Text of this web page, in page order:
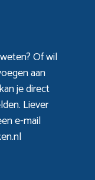
Of wil
aan
kan je direct
Liever
e-mail